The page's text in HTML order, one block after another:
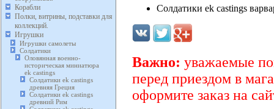
Корабли
Полки, витрины, подставки для
коллекций.
Игрушки
Игрушки самолеты
Солдатики
Оловянная военно-
историческая миниатюра
ek castings
Солдатики ek castings
древняя Греция
Солдатики ek castings
древний Рим
Солдатики ek castings
Важно: уважаемые
перед приездом в
оформите заказ на